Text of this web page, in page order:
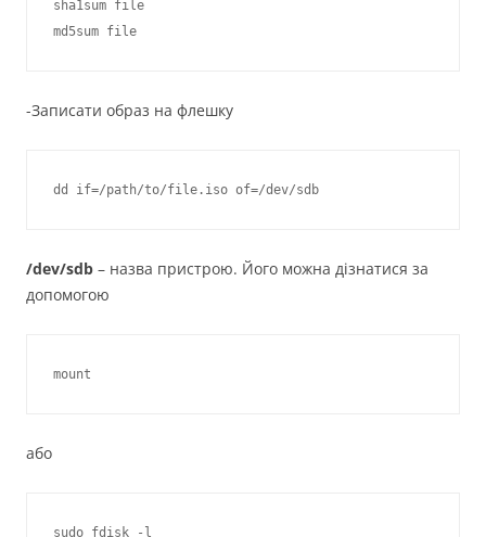
sha1sum file
-Записати образ на флешку
/dev/sdb – назва пристрою. Його можна дізнатися за
допомогою
або